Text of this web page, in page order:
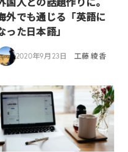
外でも通じる「英語に
った日本語」
2020年9月23日 工藤 綾香